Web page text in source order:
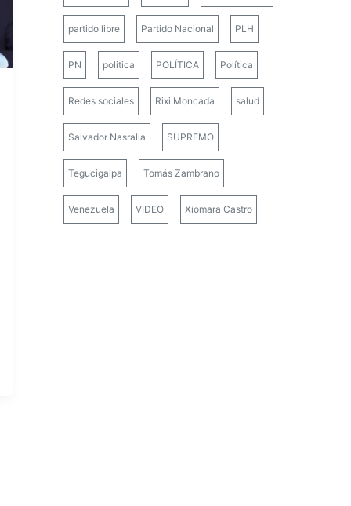
partido libre Partido Nacional PLH
PN politica POLÍTICA Política
Redes sociales Rixi Moncada salud
Salvador Nasralla SUPREMO
Tegucigalpa Tomás Zambrano
Venezuela VIDEO Xiomara Castro